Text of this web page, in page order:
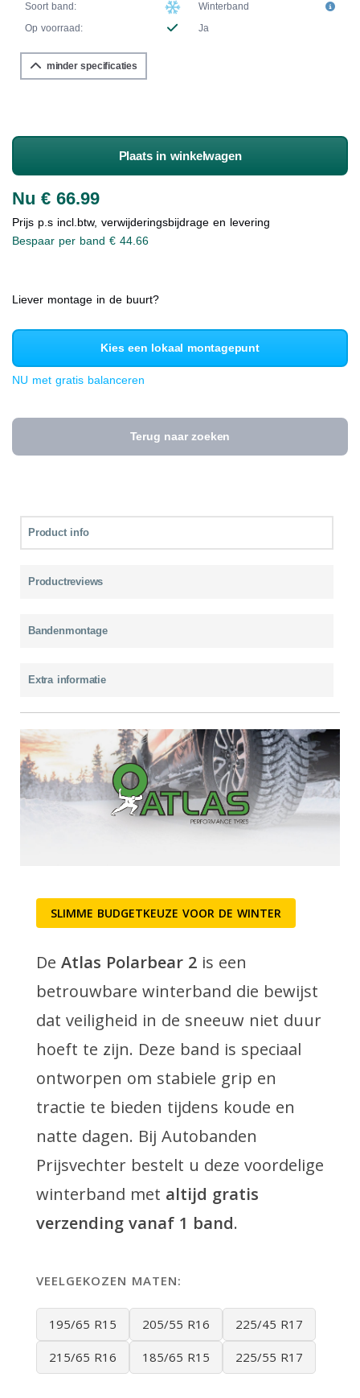
Soort band:
Winterband
Op voorraad:
Ja
minder specificaties
Plaats in winkelwagen
Nu € 66.99
Prijs p.s incl.btw, verwijderingsbijdrage en levering
Bespaar per band € 44.66
Liever montage in de buurt?
Kies een lokaal montagepunt
NU met gratis balanceren
Terug naar zoeken
Product info
Productreviews
Bandenmontage
Extra informatie
SLIMME BUDGETKEUZE VOOR DE WINTER
De Atlas Polarbear 2is een
betrouwbare winterband die bewijst
dat veiligheid in de sneeuw niet duur
hoeft te zijn. Deze band is speciaal
ontworpen om stabiele grip en
tractie te bieden tijdens koude en
natte dagen. Bij Autobanden
Prijsvechter bestelt u deze voordelige
winterband met altijd gratis
verzending vanaf 1 band.
VEELGEKOZEN MATEN:
195/65 R15 205/55 R16 225/45 R17
215/65 R16 185/65 R15 225/55 R17